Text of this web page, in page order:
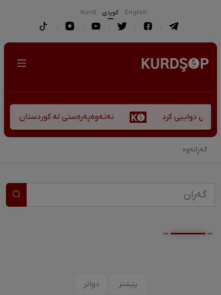
English كوردی Kurdî
دواییی کرد نەتەوەپەرەستی لە کوردستان -
گەڕانەوە
پێشتر دواتر